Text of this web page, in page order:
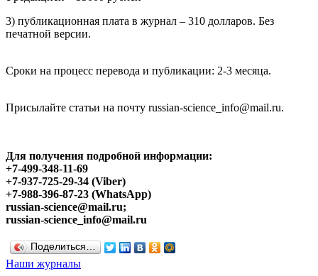
3) публикационная плата в журнал – 310 долларов. Без
печатной версии.
Сроки на процесс перевода и публикации: 2-3 месяца.
Присылайте статьи на почту russian-science_info@mail.ru.
Для получения подробной информации:
+7-499-348-11-69
+7-937-725-29-34 (Viber)
+7-988-396-87-23 (WhatsApp)
russian-science@mail.ru;
russian-science_info@mail.ru
Поделиться…
Наши журналы